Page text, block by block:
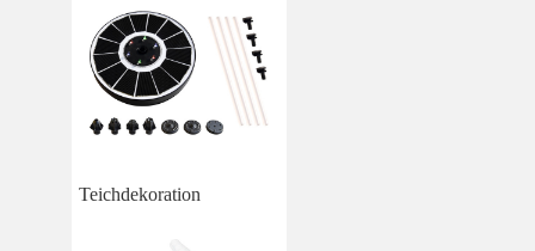
Teichdekoration